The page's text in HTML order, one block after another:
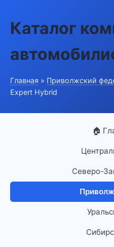
Каталог
Главная » Приволжский
Expert Hybrid
🏠
Северо-